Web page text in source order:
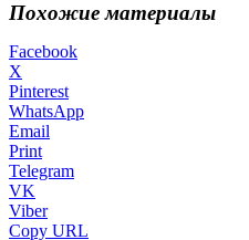
Похожие материалы
Facebook
X
Pinterest
WhatsApp
Email
Print
Telegram
VK
Viber
Copy URL